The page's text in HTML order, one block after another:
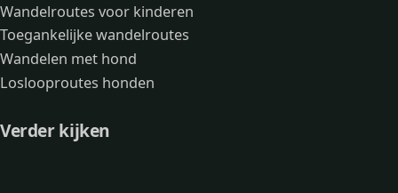
Wandelroutes voor kinderen
Toegankelijke wandelroutes
Wandelen met hond
Loslooproutes honden
Verder kijken